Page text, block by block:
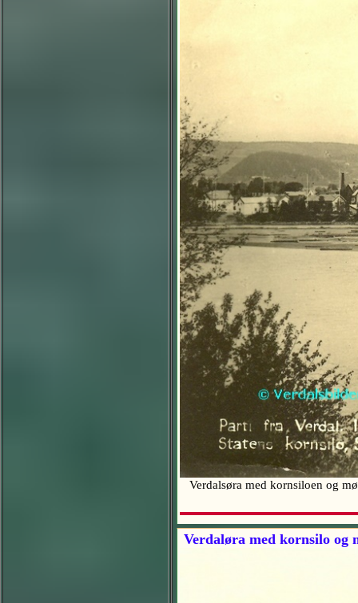
Verdalsøra med kornsiloen og
Verdaløra med kornsilo og